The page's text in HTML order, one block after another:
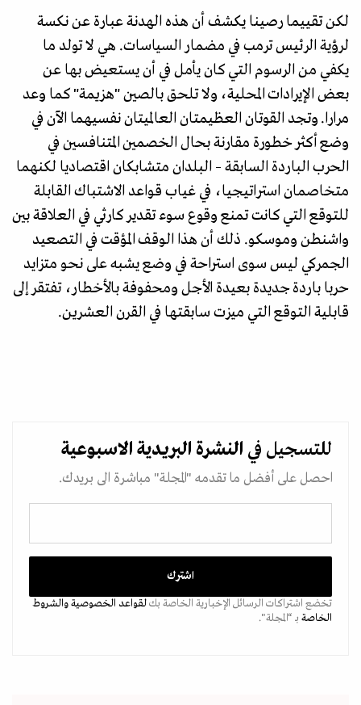
لكن تقييما رصينا يكشف أن هذه الهدنة عبارة عن نكسة
لرؤية الرئيس ترمب في مضمار السياسات. هي لا تولد ما
يكفي من الرسوم التي كان يأمل في أن يستعيض بها عن
بعض الإيرادات المحلية، ولا تلحق بالصين "هزيمة" كما وعد
مرارا. وتجد القوتان العظيمتان العالميتان نفسيهما الآن في
وضع أكثر خطورة مقارنة بحال الخصمين المتنافسين في
الحرب الباردة السابقة – البلدان متشابكان اقتصاديا لكنهما
متخاصمان استراتيجيا، في غياب قواعد الاشتباك القابلة
للتوقع التي كانت تمنع وقوع سوء تقدير كارثي في العلاقة بين
واشنطن وموسكو. ذلك أن هذا الوقف المؤقت في التصعيد
الجمركي ليس سوى استراحة في وضع يشبه على نحو متزايد
حربا باردة جديدة بعيدة الأجل ومحفوفة بالأخطار، تفتقر إلى
قابلية التوقع التي ميزت سابقتها في القرن العشرين.
للتسجيل في النشرة البريدية الاسبوعية
احصل على أفضل ما تقدمه "المجلة" مباشرة الى بريدك.
تخضع اشتراكات الرسائل الإخبارية الخاصة بكلقواعد الخصوصيةوالشروط
الخاصة بـ “المجلة".